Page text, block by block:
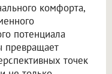
комфорта,
потенциала
превращает
точек